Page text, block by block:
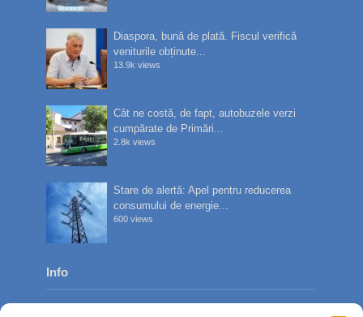
Diaspora, bună de plată. Fiscul verifică
veniturile obținute...
13.9k views
Cât ne costă, de fapt, autobuzele verzi
cumpărate de Primări...
2.8k views
Stare de alertă: Apel pentru reducerea
consumului de energie...
600 views
Info